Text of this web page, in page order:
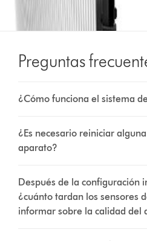
Preguntas
¿Cómo funciona el sistema
¿Es necesario reiniciar
aparato?
Después de la configuración
¿cuánto tardan los sensores
informar sobre la calidad del